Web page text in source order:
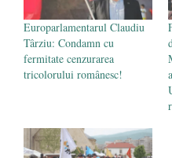
Europarlamentarul Claudiu
Târziu: Condamn cu
fermitate cenzurarea
tricolorului românesc!